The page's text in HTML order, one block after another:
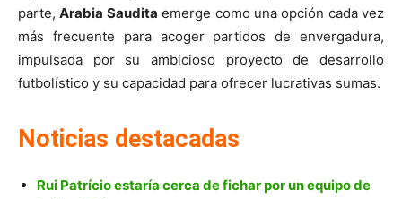
parte,Arabia Saudita emerge como una opción cada vez
más frecuente para acoger partidos de envergadura,
impulsada por su ambicioso proyecto de desarrollo
futbolístico y su capacidad para ofrecer lucrativas sumas.
Noticias destacadas
Rui Patrício estaría cerca de fichar por un equipo de